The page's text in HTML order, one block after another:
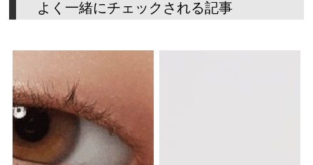
よ く 一緒にチ ェ ッ ク される記事